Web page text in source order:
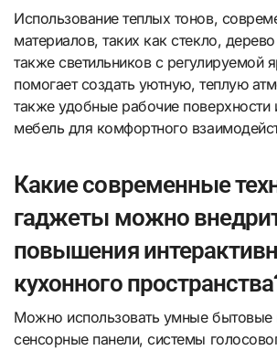
Использование теплых тонов,
материалов, таких как стекло,
также светильников с регулируемой
помогает создать уютную, теплую
также удобные рабочие поверхности
мебель для комфортного
Какие современные
гаджеты можно
повышения
кухонного
Можно использовать умные
сенсорные панели, системы